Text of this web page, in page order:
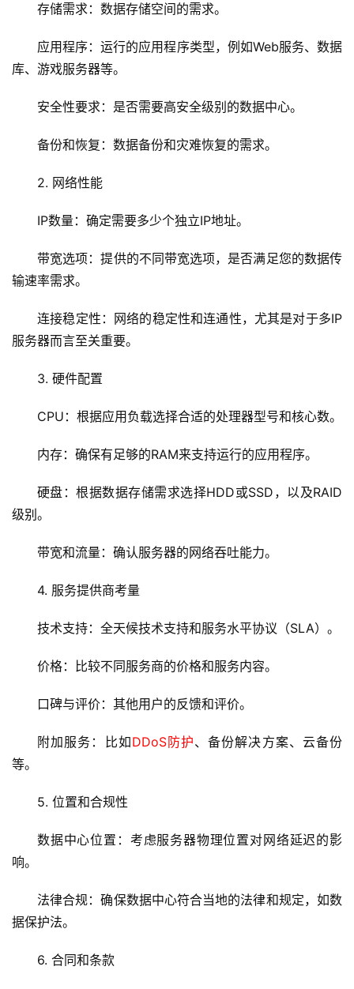
页
服
技
站
络
存储需求：数据存储空间的需求。
应用程序：运行的应用程序类型，例如Web服务、数据
库、游戏服务器等。
安全性要求：是否需要高安全级别的数据中心。
备份和恢复：数据备份和灾难恢复的需求。
2. 网络性能
IP数量：确定需要多少个独立IP地址。
带宽选项：提供的不同带宽选项，是否满足您的数据传
输速率需求。
连接稳定性：网络的稳定性和连通性，尤其是对于多IP
服务器而言至关重要。
3. 硬件配置
CPU：根据应用负载选择合适的处理器型号和核心数。
内存：确保有足够的RAM来支持运行的应用程序。
硬盘：根据数据存储需求选择HDD或SSD，以及RAID
级别。
带宽和流量：确认服务器的网络吞吐能力。
4. 服务提供商考量
技术支持：全天候技术支持和服务水平协议（SLA）。
价格：比较不同服务商的价格和服务内容。
口碑与评价：其他用户的反馈和评价。
附加服务：比如DDoS防护、备份解决方案、云备份
等。
5. 位置和合规性
数据中心位置：考虑服务器物理位置对网络延迟的影
响。
法律合规：确保数据中心符合当地的法律和规定，如数
据保护法。
6. 合同和条款